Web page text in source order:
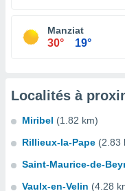
Manziat
30° 19°
Localités à
Miribel (1.82 km)
Rillieux-la-Pape (2.83
Saint-Maurice-de-
Vaulx-en-Velin (4.28